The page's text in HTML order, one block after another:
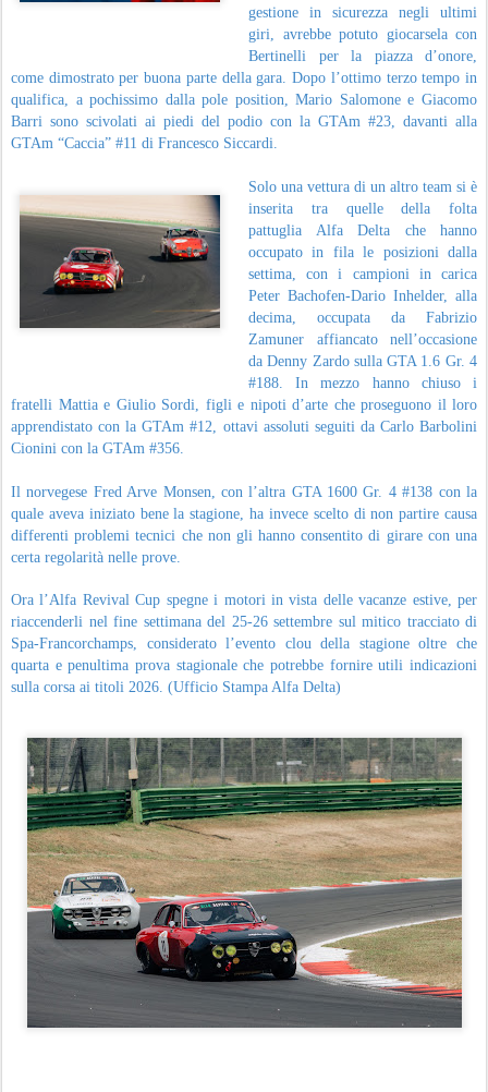
gestione in sicurezza negli ultimi
giri, avrebbe potuto giocarsela con
Bertinelli per la piazza d’onore,
come dimostrato per buona parte della gara.Dopo l’ottimo terzo tempo in
qualifica, a pochissimo dalla pole position, Mario Salomone e Giacomo
Barri sono scivolati ai piedi del podio con la GTAm #23, davanti alla
GTAm “Caccia” #11 di Francesco Siccardi.
Solo una vettura di un altro team si è
inserita tra quelle della folta
pattuglia Alfa Delta che hanno
occupato in fila le posizioni dalla
settima, con i campioni in carica
Peter Bachofen-Dario Inhelder, alla
decima, occupata da Fabrizio
Zamuner affiancato nell’occasione
da Denny Zardo sulla GTA 1.6 Gr. 4
#188. In mezzo hanno chiuso i
fratelli Mattia e Giulio Sordi, figli e nipoti d’arte che proseguono il loro
apprendistato con la GTAm #12, ottavi assoluti seguiti da Carlo Barbolini
Cionini con la GTAm #356.
Il norvegese Fred Arve Monsen, con l’altra GTA 1600 Gr. 4 #138 con la
quale aveva iniziato bene la stagione, ha invece scelto di non partire causa
differenti problemi tecnici che non gli hanno consentito di girare con una
certa regolarità nelle prove.
Ora l’Alfa Revival Cup spegne i motori in vista delle vacanze estive, per
riaccenderli nel fine settimana del 25-26 settembre sul mitico tracciato di
Spa-Francorchamps, considerato l’evento clou della stagione oltre che
quarta e penultima prova stagionale che potrebbe fornire utili indicazioni
sulla corsa ai titoli 2026. (Ufficio Stampa Alfa Delta)